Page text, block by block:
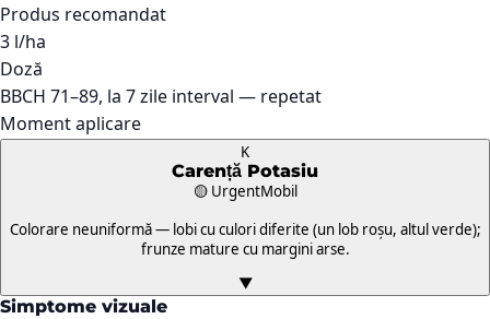
Produs recomandat
3 l/ha
Doză
BBCH 71–89, la 7 zile interval — repetat
Moment aplicare
K
Carență Potasiu
🟡 UrgentMobil
Colorare neuniformă — lobi cu culori diferite (un lob roșu, altul verde);
frunze mature cu margini arse.
▼
Simptome vizuale